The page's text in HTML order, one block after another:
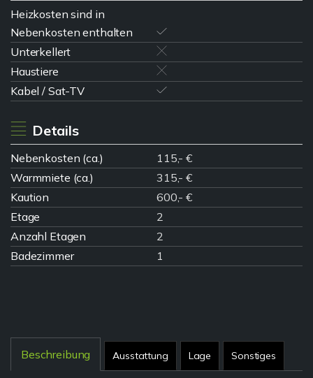
Heizkosten sind in
Nebenkosten enthalten
Unterkellert
Haustiere
Kabel / Sat-TV
Details
Nebenkosten (ca.)
115,- €
Warmmiete (ca.)
315,- €
Kaution
600,- €
Etage
2
Anzahl Etagen
2
Badezimmer
1
Beschreibung Ausstattung Lage Sonstiges